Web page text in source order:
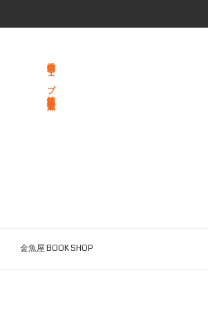
総合文学ウェブ情報誌 文学金魚
金魚屋 BOOK SHOP